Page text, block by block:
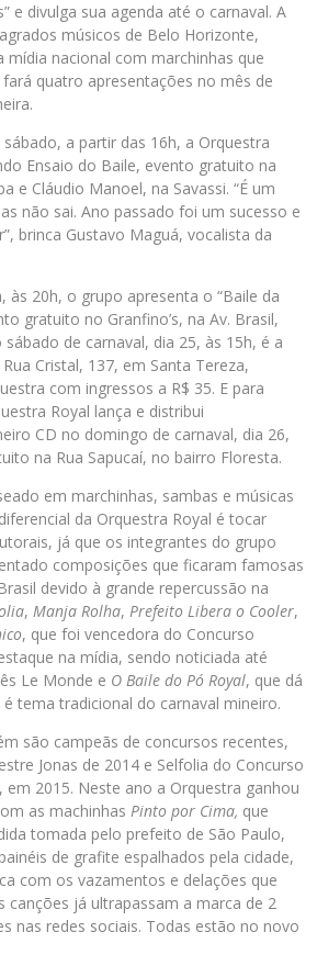
e divulga sua agenda até o carnaval. A
músicos de Belo Horizonte,
mídia nacional com marchinhas que
quatro apresentações no mês de
a partir das 16h, a Orquestra
Ensaio do Baile, evento gratuito na
e Cláudio Manoel, na Savassi. “É um
não sai. Ano passado foi um sucesso e
brinca Gustavo Maguá, vocalista da
às 20h, o grupo apresenta o “Baile da
gratuito no Granfino’s, na Av. Brasil,
sábado de carnaval, dia 25, às 15h, é a
Cristal, 137, em Santa Tereza,
com ingressos a R$ 35. E para
Royal lança e distribui
CD no domingo de carnaval, dia 26,
na Rua Sapucaí, no bairro Floresta.
em marchinhas, sambas e músicas
da Orquestra Royal é tocar
já que os integrantes do grupo
composições que ficaram famosas
devido à grande repercussão na
, Manja Rolha, Prefeito Libera o Cooler,
, que foi vencedora do Concurso
na mídia, sendo noticiada até
Le Monde e O Baile do Pó Royal, que dá
tema tradicional do carnaval mineiro.
são campeãs de concursos recentes,
Jonas de 2014 e Selfolia do Concurso
em 2015. Neste ano a Orquestra ganhou
as machinhas Pinto por Cima, que
tomada pelo prefeito de São Paulo,
de grafite espalhados pela cidade,
com os vazamentos e delações que
canções já ultrapassam a marca de 2
nas redes sociais. Todas estão no novo